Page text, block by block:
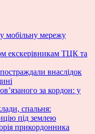
мобільну мережу
екскерівникам ТЦК та
внаслідок
за кордон: у
спальня:
під землею
прикордонника